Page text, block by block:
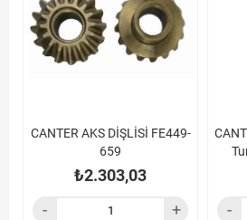
CANTER AKS DİŞLİSİ FE449-
659
₺2.303,03